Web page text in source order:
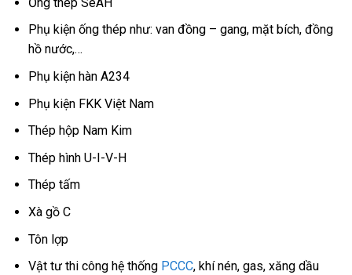
Phụ kiện ống thép như: van đồng – gang, mặt bích, đồng
hồ nước,…
Phụ kiện hàn A234
Phụ kiện FKK Việt Nam
Thép hộp Nam Kim
Thép hình U-I-V-H
Thép tấm
Xà gồ C
Tôn lợp
Vật tư thi công hệ thống PCCC, khí nén, gas, xăng dầu